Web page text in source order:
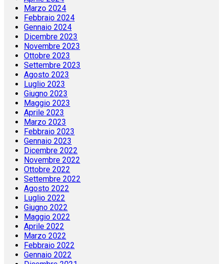
Marzo 2024
Febbraio 2024
Gennaio 2024
Dicembre 2023
Novembre 2023
Ottobre 2023
Settembre 2023
Agosto 2023
Luglio 2023
Giugno 2023
Maggio 2023
Aprile 2023
Marzo 2023
Febbraio 2023
Gennaio 2023
Dicembre 2022
Novembre 2022
Ottobre 2022
Settembre 2022
Agosto 2022
Luglio 2022
Giugno 2022
Maggio 2022
Aprile 2022
Marzo 2022
Febbraio 2022
Gennaio 2022